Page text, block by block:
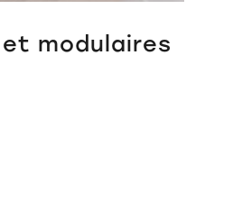
modulaires